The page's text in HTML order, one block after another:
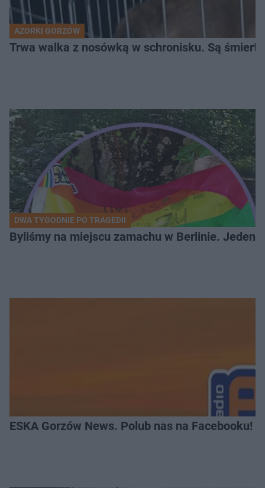
AZORKI GORZÓW
Trwa walka z nosówką w schronisku. Są
DWA TYGODNIE PO TRAGEDII
Byliśmy na miejscu zamachu w Berlinie. Jeden
ESKA Gorzów News. Polub nas na Facebooku!